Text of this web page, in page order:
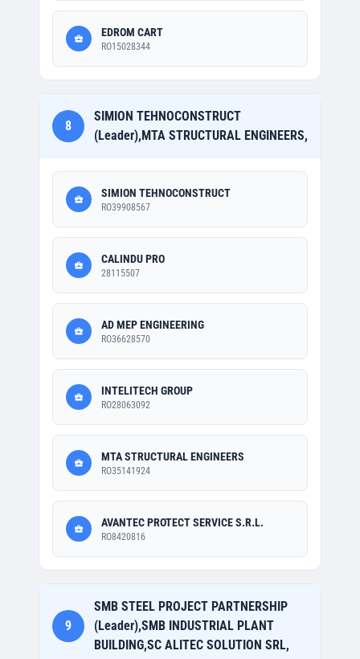
EDROM CART
RO15028344
8
SIMION TEHNOCONSTRUCT
(Leader),MTA STRUCTURAL ENGINEERS,
SIMION TEHNOCONSTRUCT
RO39908567
CALINDU PRO
28115507
AD MEP ENGINEERING
RO36628570
INTELITECH GROUP
RO28063092
MTA STRUCTURAL ENGINEERS
RO35141924
AVANTEC PROTECT SERVICE S.R.L.
RO8420816
9
SMB STEEL PROJECT PARTNERSHIP
(Leader),SMB INDUSTRIAL PLANT
BUILDING,SC ALITEC SOLUTION SRL,